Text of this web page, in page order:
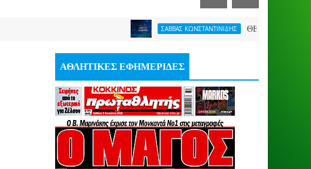
ΣΑΒΒΑΣ ΚΩΝΣΤΑΝΤΙΝΙΔΗΣ ΘΕΛΕΙ FORMAT O ΑΡΗΣ
ΑΘΛΗΤΙΚΕΣ ΕΦΗΜΕΡΙΔΕΣ